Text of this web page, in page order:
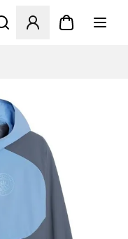
een venster om in